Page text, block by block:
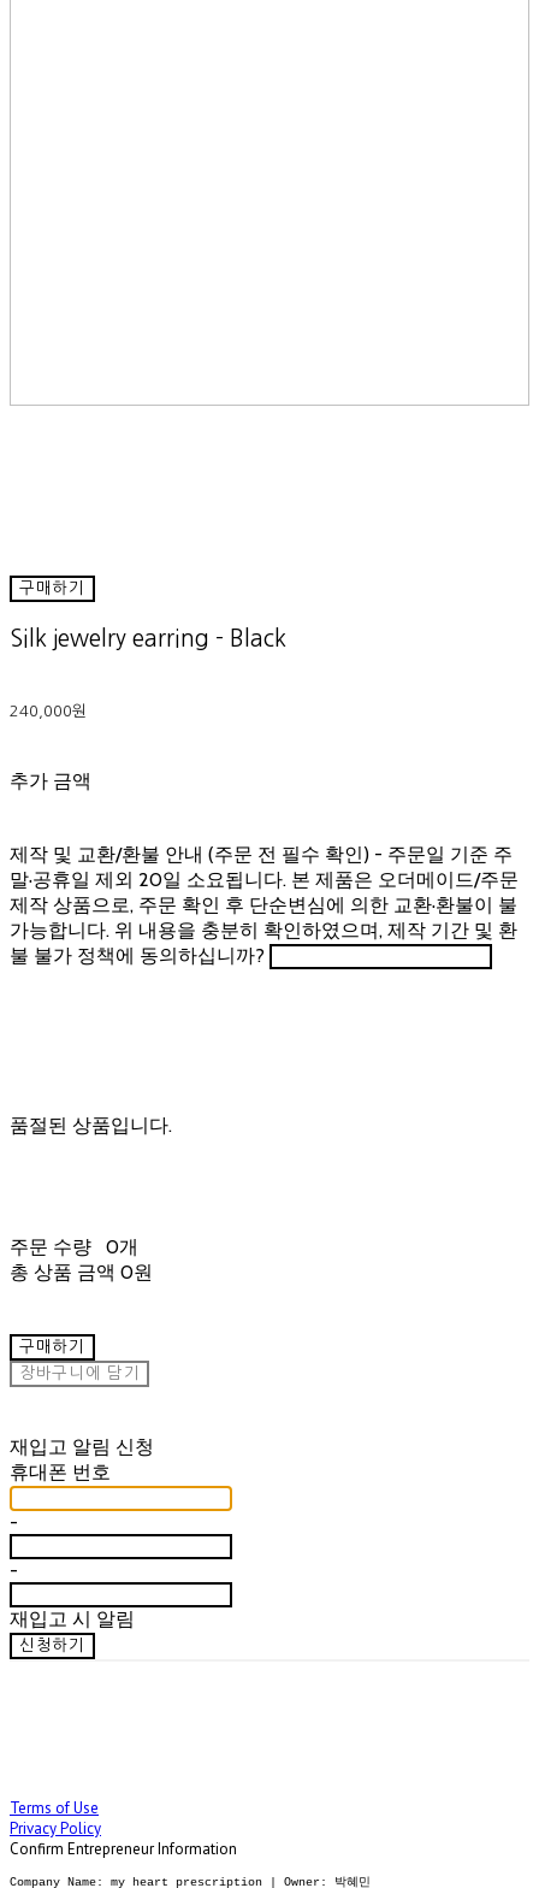
구매하기
Silk jewelry earring - Black
240,000원
추가 금액
제작 및 교환/환불 안내 (주문 전 필수 확인) - 주문일 기준 주
말·공휴일 제외 20일 소요됩니다. 본 제품은 오더메이드/주문
제작 상품으로, 주문 확인 후 단순변심에 의한 교환·환불이 불
가능합니다. 위 내용을 충분히 확인하였으며, 제작 기간 및 환
불 불가 정책에 동의하십니까?
품절된 상품입니다.
주문 수량
0개
총 상품 금액 0원
구매하기
장바구니에 담기
재입고 알림 신청
휴대폰 번호
-
-
재입고 시 알림
신청하기
Terms of Use
Privacy Policy
Confirm Entrepreneur Information
Company Name: my heart prescription | Owner: 박혜민